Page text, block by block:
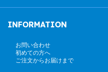
INFORMATION
お問い合わせ
初めての方へ
ご注文からお届けまで